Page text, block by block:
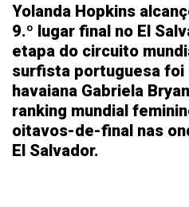
Yolanda Hopkins
9.º lugar final no El
etapa do circuito
surfista portuguesa foi
havaiana Gabriela
ranking mundial
oitavos-de-final nas
El Salvador.